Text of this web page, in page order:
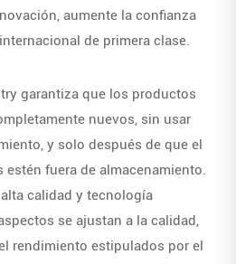
aumente la confianza
de primera clase.
garantiza que los productos
nuevos, sin usar
y solo después de que el
estén fuera de almacenamiento.
calidad y tecnología
se ajustan a la calidad,
rendimiento estipulados por el